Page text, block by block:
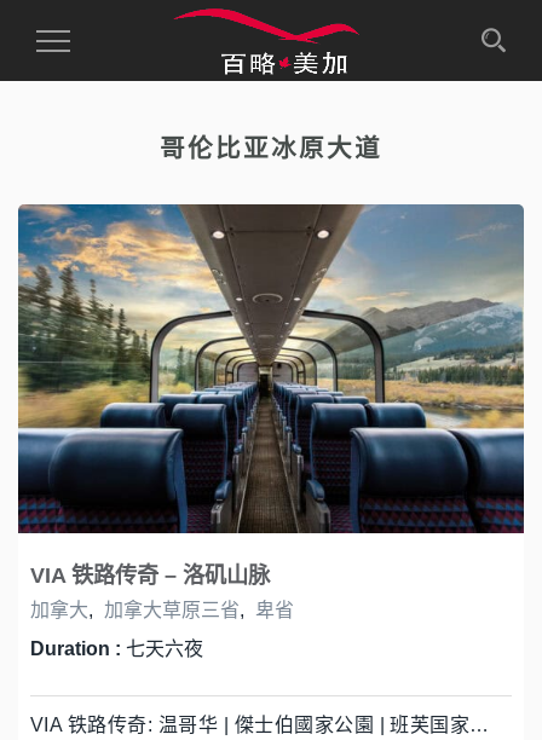
Toggle
哥伦比亚冰原大道
VIA 铁路传奇 – 洛矶山脉
加拿大, 加拿大草原三省,
卑省
Duration : 七天六夜
VIA 铁路传奇: 温哥华 | 傑士伯國家公園 | 班芙国家…